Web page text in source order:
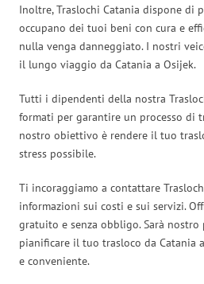
Inoltre, Traslochi Catania dispone di
occupano dei tuoi beni con cura e
nulla venga danneggiato. I nostri
il lungo viaggio da Catania a Osijek.
Tutti i dipendenti della nostra
formati per garantire un processo di
nostro obiettivo è rendere il tuo
stress possibile.
Ti incoraggiamo a contattare
informazioni sui costi e sui servizi.
gratuito e senza obbligo. Sarà nostro
pianificare il tuo trasloco da Catania
e conveniente.